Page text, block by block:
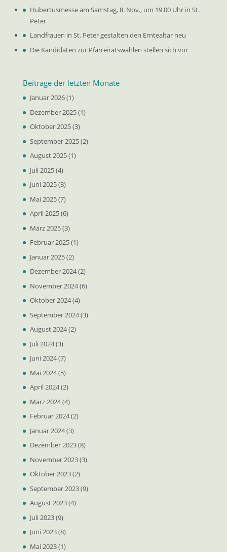
Hubertusmesse am Samstag, 8. Nov., um 19.00 Uhr in St.
Peter
Landfrauen in St. Peter gestalten den Erntealtar neu
Die Kandidaten zur Pfarreiratswahlen stellen sich vor
Beiträge der letzten Monate
Januar 2026(1)
Dezember 2025(1)
Oktober 2025(3)
September 2025(2)
August 2025(1)
Juli 2025(4)
Juni 2025(3)
Mai 2025(7)
April 2025(6)
März 2025(3)
Februar 2025(1)
Januar 2025(2)
Dezember 2024(2)
November 2024(6)
Oktober 2024(4)
September 2024(3)
August 2024(2)
Juli 2024(3)
Juni 2024(7)
Mai 2024(5)
April 2024(2)
März 2024(4)
Februar 2024(2)
Januar 2024(3)
Dezember 2023(8)
November 2023(3)
Oktober 2023(2)
September 2023(9)
August 2023(4)
Juli 2023(9)
Juni 2023(8)
Mai 2023(1)